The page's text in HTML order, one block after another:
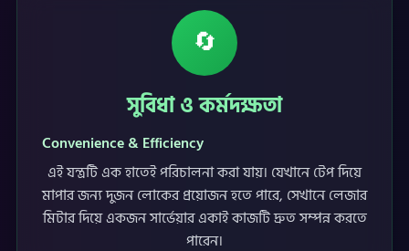
🔄
সুবিধা ও কর্মদক্ষতা
Convenience & Efficiency
এই যন্ত্রটি এক হাতেই পরিচালনা করা যায়। যেখানে টেপ দিয়ে
মাপার জন্য দুজন লোকের প্রয়োজন হতে পারে, সেখানে লেজার
মিটার দিয়ে একজন সার্ভেয়ার একাই কাজটি দ্রুত সম্পন্ন করতে
পারেন।